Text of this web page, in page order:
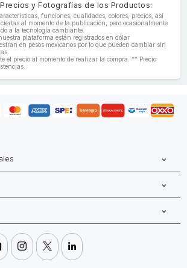
y Fotografías de los Productos:
funciones, cualidades, colores, precios, así
al momento de la publicación, pero ocasionalmente
a la tecnología cambiante.
plataforma están registrados en dólar
en pesos mexicanos por lo que pueden cambiar sin
el precio al momento de realizar la compra. ** Precio
  